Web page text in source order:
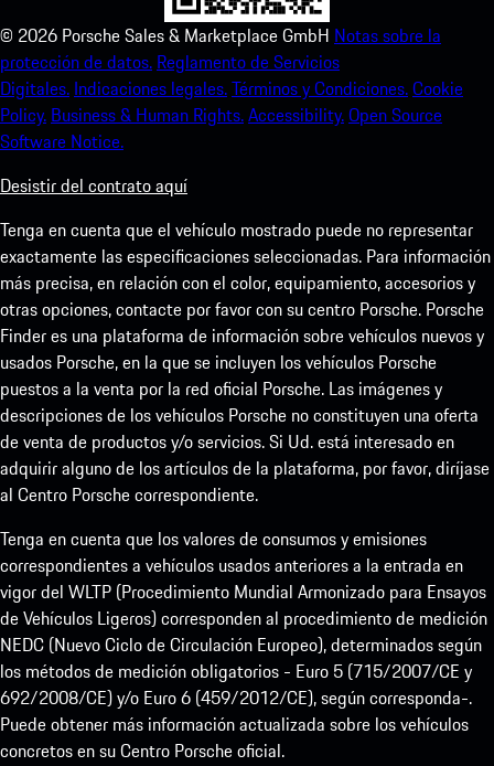
© 2026 Porsche Sales & Marketplace GmbH Notas sobre la
protección de datos. Reglamento de Servicios
Digitales. Indicaciones legales.Términos y Condiciones.Cookie
Policy. Business & Human Rights.Accessibility.Open Source
Software Notice.
Desistir del contrato aquí
Tenga en cuenta que el vehículo mostrado puede no representar
exactamente las especificaciones seleccionadas. Para información
más precisa, en relación con el color, equipamiento, accesorios y
otras opciones, contacte por favor con su centro Porsche. Porsche
Finder es una plataforma de información sobre vehículos nuevos y
usados Porsche, en la que se incluyen los vehículos Porsche
puestos a la venta por la red oficial Porsche. Las imágenes y
descripciones de los vehículos Porsche no constituyen una oferta
de venta de productos y/o servicios. Si Ud. está interesado en
adquirir alguno de los artículos de la plataforma, por favor, diríjase
al Centro Porsche correspondiente.
Tenga en cuenta que los valores de consumos y emisiones
correspondientes a vehículos usados anteriores a la entrada en
vigor del WLTP (Procedimiento Mundial Armonizado para Ensayos
de Vehículos Ligeros) corresponden al procedimiento de medición
NEDC (Nuevo Ciclo de Circulación Europeo), determinados según
los métodos de medición obligatorios - Euro 5 (715/2007/CE y
692/2008/CE) y/o Euro 6 (459/2012/CE), según corresponda-.
Puede obtener más información actualizada sobre los vehículos
concretos en su Centro Porsche oficial.